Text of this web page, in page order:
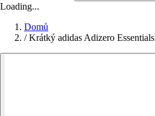
Loading...
Domů
/ Krátký adidas Adizero Essentials